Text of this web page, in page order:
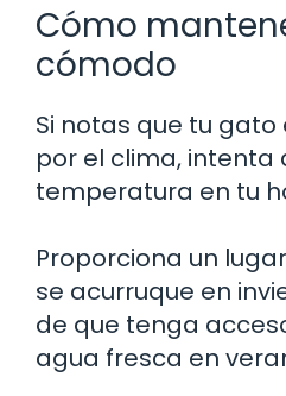
Cómo
cómodo
Si notas que tu
por el clima, intenta
temperatura en tu
Proporciona un
se acurruque en
de que tenga
agua fresca en